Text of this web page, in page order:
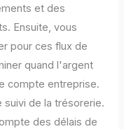
et des
Ensuite, vous
pour ces flux de
quand l'argent
compte entreprise.
de la trésorerie.
des délais de